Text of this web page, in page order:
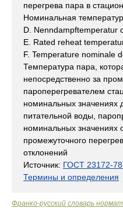
перегрева пара в
Номинальная
D. Nenndampftemperatur
E. Rated reheat
F. Temperature nominale
Температура пара,
непосредственно за
пароперегревателем
номинальных значениях
питательной воды,
номинальных значениях
промежуточного
отклонений
Источник: ГОСТ 23172-
Термины и определения
Франко-русский словарь